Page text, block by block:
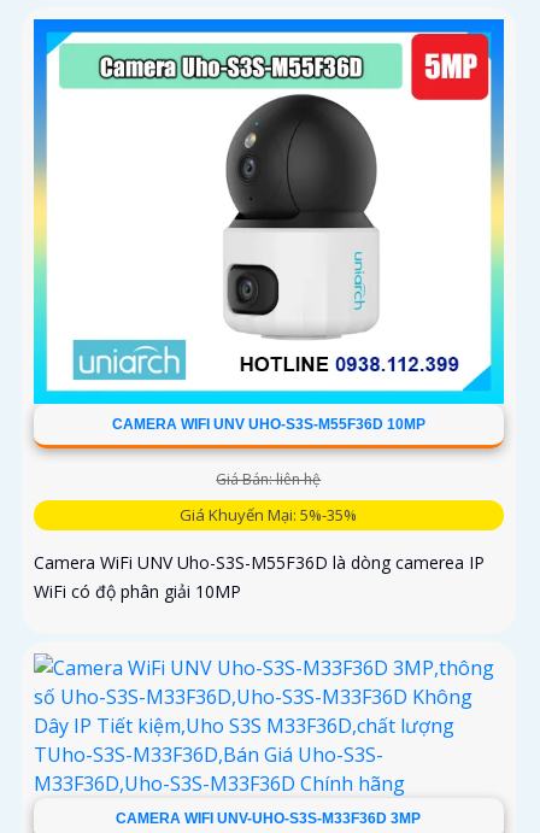
CAMERA WIFI UNV UHO-S3S-M55F36D 10MP
Giá Bán: liên hệ
Giá Khuyến Mại: 5%-35%
Camera WiFi UNV Uho-S3S-M55F36D là dòng camerea IP
WiFi có độ phân giải 10MP
CAMERA WIFI UNV-UHO-S3S-M33F36D 3MP